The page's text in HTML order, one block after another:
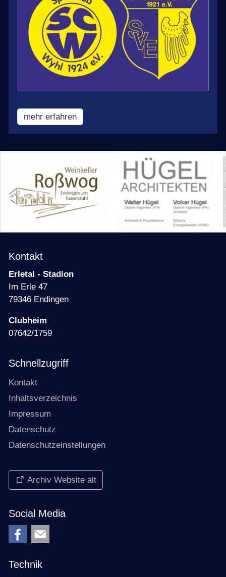
mehr erfahren
Kontakt
Erletal - Stadion
Im Erle 47
79346 Endingen
Clubheim
07642/1759
Schnellzugriff
Kontakt
Inhaltsverzeichnis
Impressum
Datenschutz
Datenschutzeinstellungen
Archiv Website alt
Social Media
Technik